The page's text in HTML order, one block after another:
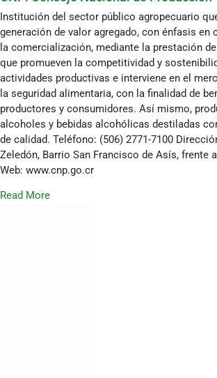
Institución del sector público agropecuario
generación de valor agregado, con énfasis en
la comercialización, mediante la prestación
que promueven la competitividad y
actividades productivas e interviene en el
la seguridad alimentaria, con la finalidad de
productores y consumidores. Así mismo,
alcoholes y bebidas alcohólicas destiladas
de calidad. Teléfono: (506) 2771-7100
Zeledón, Barrio San Francisco de Asís, frente
Web: www.cnp.go.cr
Read More